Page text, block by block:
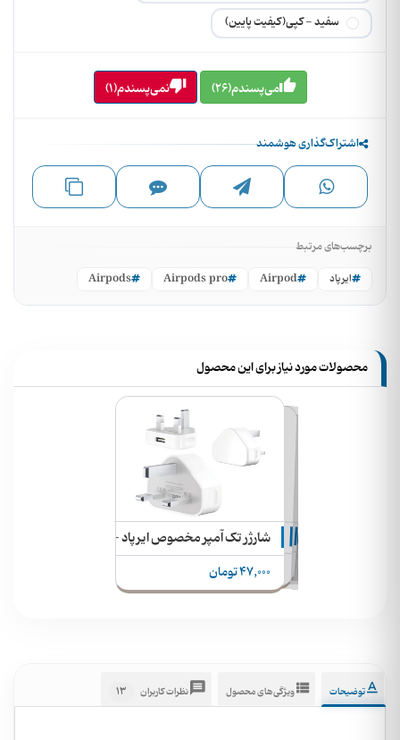
سفید - کپی(کیفیت پایین)
می‌پسندم(26) نمی‌پسندم(1)
اشتراک‌گذاری هوشمند
برچسب‌های مرتبط
ایرپاد
Airpod
Airpods pro
Airpods
محصولات مورد نیاز برای این محصول
نگهدارنده سیلیکونی ایرپاد بر روی بند اسمارت واچ
77,000تومان
کاور سیلیکونی ایرپاد پرو
نگهدارنده گردنی ایرپاد
39,000
50,000 تومان 47,000 تومان
توضیحات ویژگی‌های محصول نظرات کاربران 13